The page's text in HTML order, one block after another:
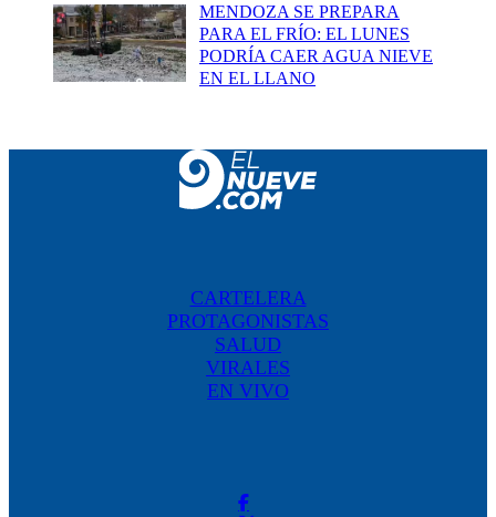
MENDOZA SE PREPARA
PARA EL FRÍO: EL LUNES
PODRÍA CAER AGUA NIEVE
EN EL LLANO
CARTELERA
PROTAGONISTAS
SALUD
VIRALES
EN VIVO